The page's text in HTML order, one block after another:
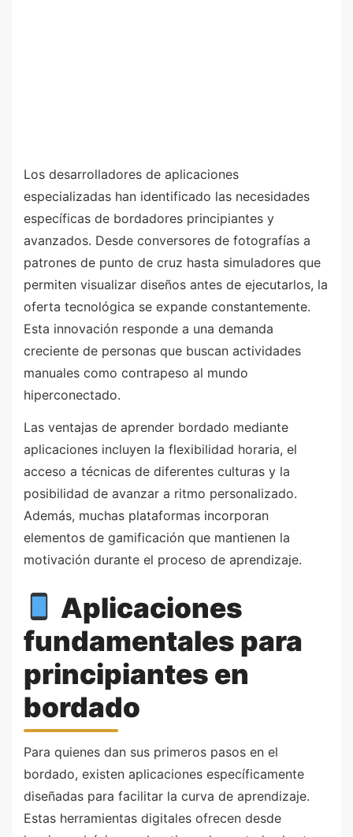
Los desarrolladores de aplicaciones
especializadas han identificado las necesidades
específicas de bordadores principiantes y
avanzados. Desde conversores de fotografías a
patrones de punto de cruz hasta simuladores que
permiten visualizar diseños antes de ejecutarlos, la
oferta tecnológica se expande constantemente.
Esta innovación responde a una demanda
creciente de personas que buscan actividades
manuales como contrapeso al mundo
hiperconectado.
Las ventajas de aprender bordado mediante
aplicaciones incluyen la flexibilidad horaria, el
acceso a técnicas de diferentes culturas y la
posibilidad de avanzar a ritmo personalizado.
Además, muchas plataformas incorporan
elementos de gamificación que mantienen la
motivación durante el proceso de aprendizaje.
Aplicaciones
fundamentales para
principiantes en
bordado
Para quienes dan sus primeros pasos en el
bordado, existen aplicaciones específicamente
diseñadas para facilitar la curva de aprendizaje.
Estas herramientas digitales ofrecen desde